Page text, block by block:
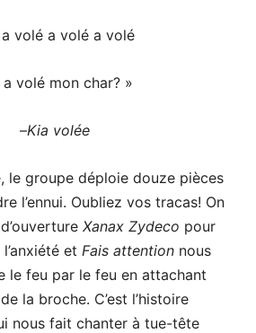
a volé a volé a volé
a volé mon char? »
–Kia volée
le groupe déploie douze pièces
l’ennui. Oubliez vos tracas! On
Xanax Zydeco pour
etFais attention nous
le feu par le feu en attachant
la broche. C’est l’histoire
nous fait chanter à tue-tête